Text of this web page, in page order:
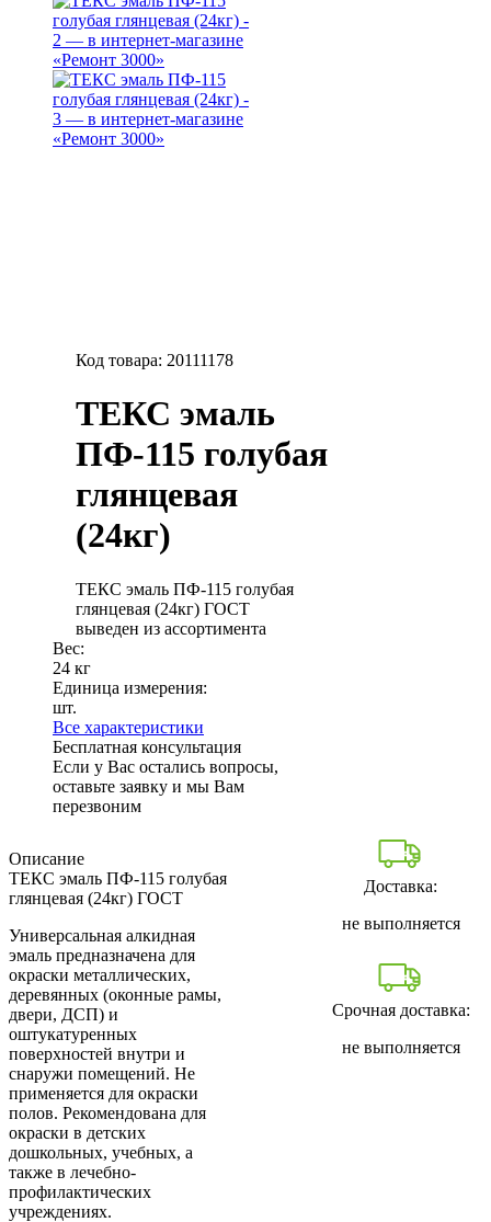
Код товара: 20111178
ТЕКС эмаль
ПФ-115 голубая
глянцевая
(24кг)
ТЕКС эмаль ПФ-115 голубая
глянцевая (24кг) ГОСТ
выведен из ассортимента
Вес:
24 кг
Единица измерения:
шт.
Все характеристики
Бесплатная консультация
Если у Вас остались вопросы,
оставьте заявку и мы Вам
перезвоним
Доставка:
не выполняется
Срочная доставка:
не выполняется
Описание
ТЕКС эмаль ПФ-115 голубая
глянцевая (24кг) ГОСТ
Универсальная алкидная
эмаль предназначена для
окраски металлических,
деревянных (оконные рамы,
двери, ДСП) и
оштукатуренных
поверхностей внутри и
снаружи помещений. Не
применяется для окраски
полов. Рекомендована для
окраски в детских
дошкольных, учебных, а
также в лечебно-
профилактических
учреждениях.